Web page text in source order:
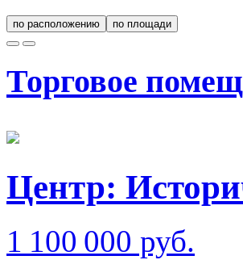
по расположению по площади
Торговое
Центр:
1 100 000 руб.